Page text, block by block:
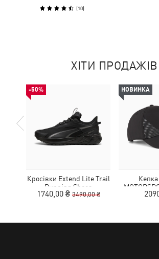
(10)
ХІТИ ПРОДАЖІВ
-50%
Кросівки Extend Lite Trail
Running Shoes
1740,00 ₴ 3490,00 ₴
НОВИНКА
Кепка